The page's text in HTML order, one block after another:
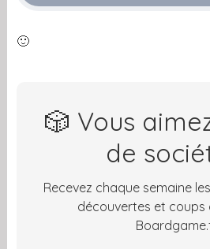
🙂
🎲 Vous
de
Recevez chaque semaine
découvertes et